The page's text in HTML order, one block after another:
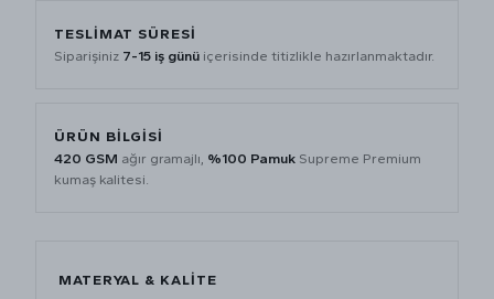
TESLIMAT SÜRESI
Siparişiniz 7-15 iş günü içerisinde titizlikle hazırlanmaktadır.
ÜRÜN BILGISI
420 GSM ağır gramajlı, %100 Pamuk Supreme Premium
kumaş kalitesi.
MATERYAL & KALITE